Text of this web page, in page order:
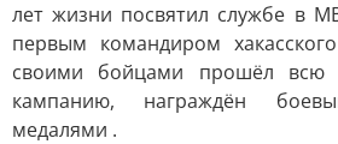
лет жизни посвятил службе в
первым командиром
своими бойцами прошёл всю
кампанию, награждён
медалями .